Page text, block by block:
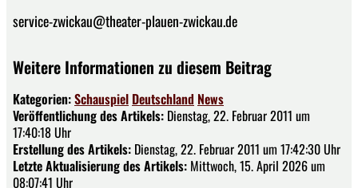
service-zwickau@theater-plauen-zwickau.de
Weitere Informationen zu diesem Beitrag
Kategorien:Schauspiel Deutschland News
Veröffentlichung des Artikels: Dienstag, 22. Februar 2011 um
17:40:18 Uhr
Erstellung des Artikels: Dienstag, 22. Februar 2011 um 17:42:30 Uhr
Letzte Aktualisierung des Artikels: Mittwoch, 15. April 2026 um
08:07:41 Uhr